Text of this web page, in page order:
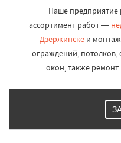
Наше предприятие
ассортимент работ —
Дзержинскеи
ограждений, потолков,
окон, также